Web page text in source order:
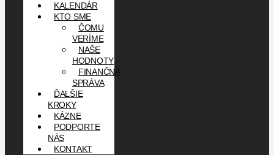
KALENDÁR
KTO SME
ČOMU
VERÍME
NAŠE
HODNOTY
FINANČNÁ
SPRÁVA
ĎALŠIE
KROKY
KÁZNE
PODPORTE
NÁS
KONTAKT